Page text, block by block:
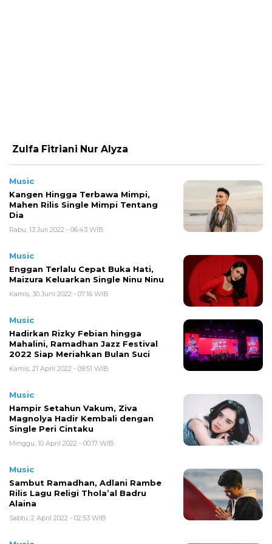
Zulfa Fitriani Nur Alyza
Music
Kangen Hingga Terbawa Mimpi,
Mahen Rilis Single Mimpi Tentang
Dia
Rabu, 13 Juli 2022 - 06:43 WIB
Music
Enggan Terlalu Cepat Buka Hati,
Maizura Keluarkan Single Ninu Ninu
Kamis, 30 Juni 2022 - 07:16 WIB
Music
Hadirkan Rizky Febian hingga
Mahalini, Ramadhan Jazz Festival
2022 Siap Meriahkan Bulan Suci
Kamis, 21 April 2022 - 09:51 WIB
Music
Hampir Setahun Vakum, Ziva
Magnolya Hadir Kembali dengan
Single Peri Cintaku
Minggu, 10 April 2022 - 00:17 WIB
Music
Sambut Ramadhan, Adlani Rambe
Rilis Lagu Religi Thola’al Badru
Alaina
Sabtu, 2 April 2022 - 02:53 WIB